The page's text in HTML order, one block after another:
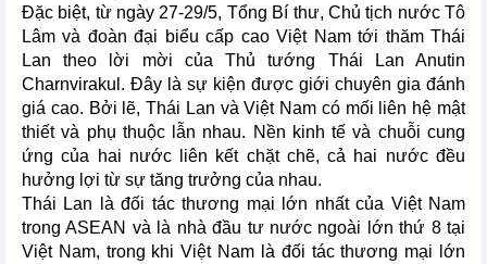
Đặc biệt, từ ngày 27-29/5, Tổng Bí thư, Chủ tịch nước Tô
Lâm và đoàn đại biểu cấp cao Việt Nam tới thăm Thái
Lan theo lời mời của Thủ tướng Thái Lan Anutin
Charnvirakul. Đây là sự kiện được giới chuyên gia đánh
giá cao. Bởi lẽ, Thái Lan và Việt Nam có mối liên hệ mật
thiết và phụ thuộc lẫn nhau. Nền kinh tế và chuỗi cung
ứng của hai nước liên kết chặt chẽ, cả hai nước đều
hưởng lợi từ sự tăng trưởng của nhau.
Thái Lan là đối tác thương mại lớn nhất của Việt Nam
trong ASEAN và là nhà đầu tư nước ngoài lớn thứ 8 tại
Việt Nam, trong khi Việt Nam là đối tác thương mại lớn